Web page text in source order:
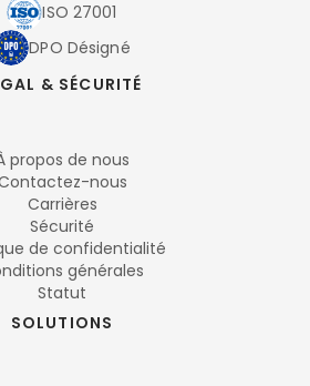
ISO 27001
DPO Désigné
& SÉCURITÉ
propos de nous
nous
Carrières
Sécurité
de confidentialité
générales
Statut
SOLUTIONS